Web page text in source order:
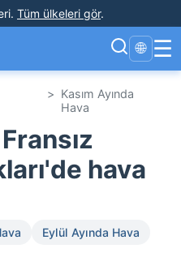
. Tüm ülkeleri gör.
🌐 ☰
> Kasım Ayında
Hava
hava
Eylül Ayında Hava